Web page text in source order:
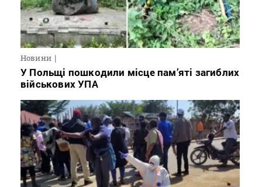
Новини
У Польщі пошкодили місце пам’яті загиблих
військових УПА